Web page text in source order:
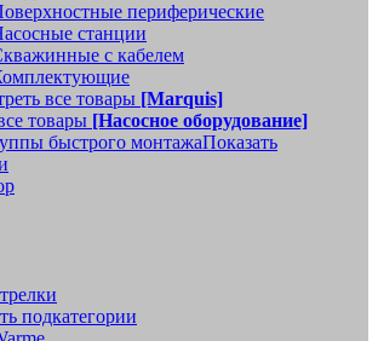
периферические
станции
с кабелем
все товары [Marquis]
товары [Насосное оборудование]
быстрого монтажаПоказать
подкатегории